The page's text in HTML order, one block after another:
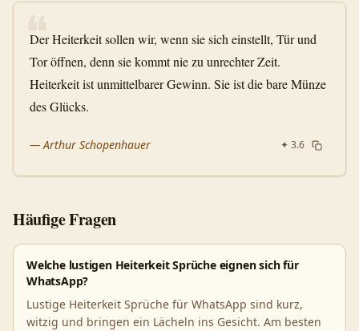
❝
Der Heiterkeit sollen wir, wenn sie sich einstellt, Tür und
Tor öffnen, denn sie kommt nie zu unrechter Zeit.
Heiterkeit ist unmittelbarer Gewinn. Sie ist die bare Münze
des Glücks.
—Arthur Schopenhauer ✦ 3.6
Häufige Fragen
Welche lustigen Heiterkeit Sprüche eignen sich für
WhatsApp?
Lustige Heiterkeit Sprüche für WhatsApp sind kurz,
witzig und bringen ein Lächeln ins Gesicht. Am besten